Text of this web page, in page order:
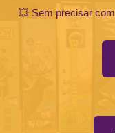
💥 Sem precisar